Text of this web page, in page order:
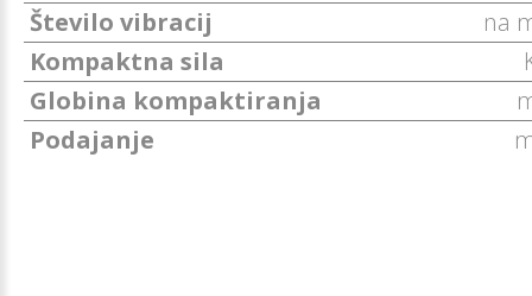
Število vibracij
na
Kompaktna sila
Globina kompaktiranja
Podajanje